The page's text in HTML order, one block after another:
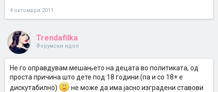
4 октомври 2011
Trendafilka
Форумски идол
Не го оправдувам мешањето на децата во политиката, од
проста причина што дете под 18 години (па и со 18+ е
дискутабилно)
не може да има јасно изградени ставови